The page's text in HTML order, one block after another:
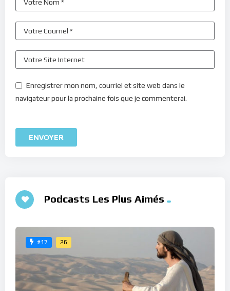
Enregistrer mon nom, courriel et site web dans le
navigateur pour la prochaine fois que je commenterai.
Podcasts Les Plus Aimés
#17 26